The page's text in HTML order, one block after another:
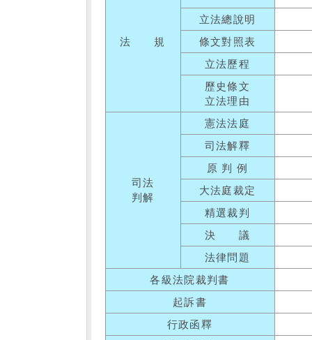
法 規
立法總說明
條文對照表
立法歷程
歷史條文
立法理由
司法
判解
憲法法庭
司法解釋
原 判 例
大法庭裁定
精選裁判
決 議
法律問題
各級法院裁判書
起訴書
行政函釋